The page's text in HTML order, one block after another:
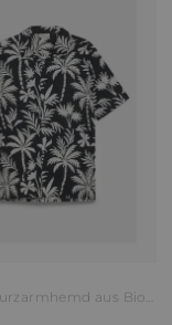
bonprix Kurzarmhemd aus Bio-Baumwolle in Regular Fit Schwarz